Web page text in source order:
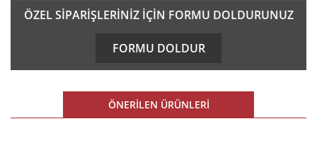
Bu ürünün fiyat bilgisi, resim, ürün açıklamalarında ve diğer
konularda yetersiz gördüğünüz noktaları öneri formunu
kullanarak tarafımıza iletebilirsiniz.
Ürün resmi kalitesiz, bozuk veya görüntülenemiyor.
Ürün açıklamasında eksik bilgiler bulunuyor.
ÖZEL SİPARİŞLERİNİZ İÇİN FORMU DOLDURUNUZ
FORMU DOLDUR
ÖNERİLEN ÜRÜNLERİ